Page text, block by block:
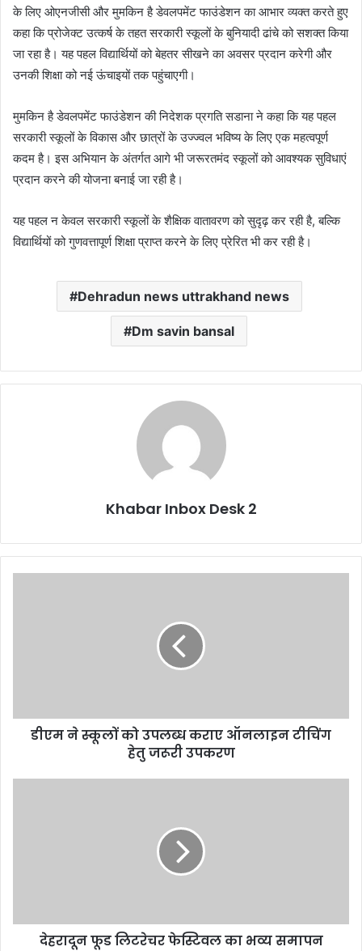
के लिए ओएनजीसी और मुमकिन है डेवलपमेंट फाउंडेशन का आभार व्यक्त करते हुए
कहा कि प्रोजेक्ट उत्कर्ष के तहत सरकारी स्कूलों के बुनियादी ढांचे को सशक्त किया
जा रहा है। यह पहल विद्यार्थियों को बेहतर सीखने का अवसर प्रदान करेगी और
उनकी शिक्षा को नई ऊंचाइयों तक पहुंचाएगी।
मुमकिन है डेवलपमेंट फाउंडेशन की निदेशक प्रगति सडाना ने कहा कि यह पहल
सरकारी स्कूलों के विकास और छात्रों के उज्ज्वल भविष्य के लिए एक महत्वपूर्ण
कदम है। इस अभियान के अंतर्गत आगे भी जरूरतमंद स्कूलों को आवश्यक सुविधाएं
प्रदान करने की योजना बनाई जा रही है।
यह पहल न केवल सरकारी स्कूलों के शैक्षिक वातावरण को सुदृढ़ कर रही है, बल्कि
विद्यार्थियों को गुणवत्तापूर्ण शिक्षा प्राप्त करने के लिए प्रेरित भी कर रही है।
Dehradun news uttrakhand news
Dm savin bansal
Khabar Inbox Desk 2
हेतु
जरूरीडीएम ने स्कूलों को उपलब्ध कराए ऑनलाइन टीचिंग
हेतु जरूरी उपकरण
देहरादून फूड लिटरेचर फेस्टिवल का भव्य समापन